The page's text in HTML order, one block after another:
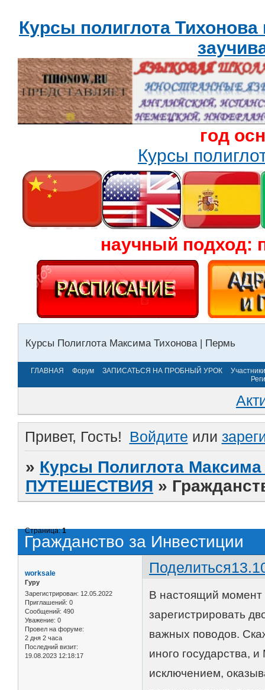
Курсы полиглота
год
Курсы
научный подход:
Курсы Полиглота Максима Тихонова | Пермь
ГЛАВНАЯ Форум ЗАПИСАТЬСЯ НА ПРОБНЫЙ УРОК
Участники
Привет, Гость! Войдите или
» Курсы Полиглота
ПУТЕШЕСТВИЯ »
Гражданство за Инвестиции
Страница:1
Поделиться
worksale
Гуру
Зарегистрирован: 12.05.2022
Приглашений: 0
Сообщений: 490
Уважение: 0
Провел на форуме:
2 дня 2 часа
Последний визит:
19.08.2023 12:18:17
В настоящий момент
зарегистрировать
важных поводов.
иного государства,
исключением,